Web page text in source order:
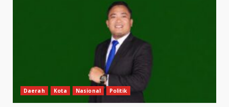
Daerah Kota Nasional Politik